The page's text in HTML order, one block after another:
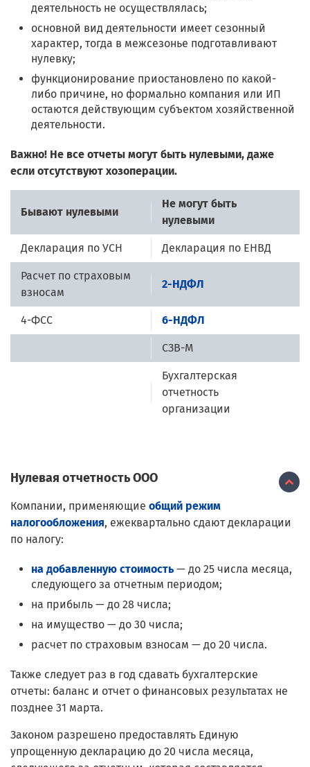
деятельность не осуществлялась;
основной вид деятельности имеет сезонный
характер, тогда в межсезонье подготавливают
нулевку;
функционирование приостановлено по какой-
либо причине, но формально компания или ИП
остаются действующим субъектом хозяйственной
деятельности.
Важно! Не все отчеты могут быть нулевыми, даже
если отсутствуют хозоперации.
Бывают нулевыми
Не могут быть
нулевыми
Декларация по УСН Декларация по ЕНВД
Расчет по страховым
взносам
2-НДФЛ
4-ФСС 6-НДФЛ
СЗВ-М
Бухгалтерская
отчетность
организации
Нулевая отчетность ООО
Компании, применяющие общий режим
налогообложения, ежеквартально сдают декларации
по налогу:
на добавленную стоимость — до 25 числа месяца,
следующего за отчетным периодом;
на прибыль — до 28 числа;
на имущество — до 30 числа;
расчет по страховым взносам — до 20 числа.
Также следует раз в год сдавать бухгалтерские
отчеты: баланс и отчет о финансовых результатах не
позднее 31 марта.
Законом разрешено предоставлять Единую
упрощенную декларацию до 20 числа месяца,